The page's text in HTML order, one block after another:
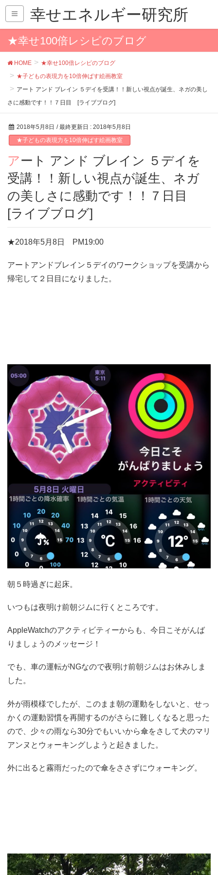
幸せエネルギー研究所
★幸せ100倍レシピのブログ
HOME
★幸せ100倍レシピのブログ
★子どもの表現力を10倍伸ばす絵画教室
アート アンド ブレイン ５デイを受講！！新しい視点が誕生、ネガの美し
さに感動です！！７日目 [ライブブログ]
2018年5月8日 / 最終更新日 : 2018年5月8日
★子どもの表現力を10倍伸ばす絵画教室
アート アンド ブレイン ５デイを
受講！！新しい視点が誕生、ネガ
の美しさに感動です！！７日目
[ライブブログ]
★2018年5月8日 PM19:00
アートアンドブレイン５デイのワークショップを受講から
帰宅して２日目になりました。
朝５時過ぎに起床。
いつもは夜明け前朝ジムに行くところです。
AppleWatchのアクティビティーからも、今日こそがんば
りましょうのメッセージ！
でも、車の運転がNGなので夜明け前朝ジムはお休みしま
した。
外が雨模様でしたが、このまま朝の運動をしないと、せっ
かくの運動習慣を再開するのがさらに難しくなると思った
ので、少々の雨なら30分でもいいから傘をさして犬のマリ
アンヌとウォーキングしようと起きました。
外に出ると霧雨だったので傘をささずにウォーキング。